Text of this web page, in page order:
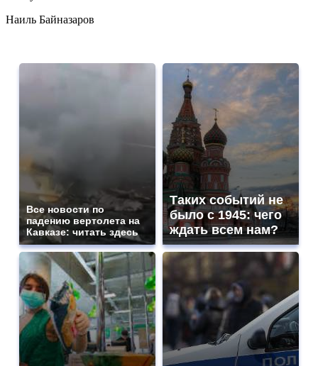
Наиль Байназаров
Все новости по
падению вертолета на
Кавказе: читать здесь
Таких событий не
было с 1945: чего
ждать всем нам?